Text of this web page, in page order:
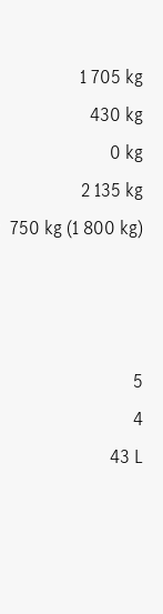
1 705 kg
430 kg
0 kg
2 135 kg
750 kg (1 800 kg)
5
4
43 L